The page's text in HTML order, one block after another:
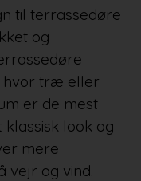
til terrassedøre
og
hvor træ eller
er de mest
look og
mere
vejr og vind.